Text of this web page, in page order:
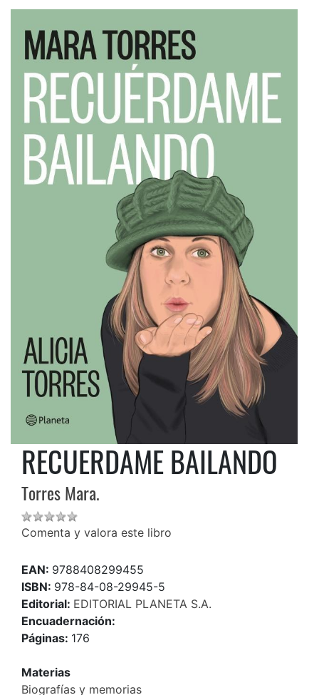
RECUERDAME BAILANDO
Torres Mara.
Comenta y valora este libro
EAN: 9788408299455
ISBN: 978-84-08-29945-5
Editorial: EDITORIAL PLANETA S.A.
Encuadernación:
Páginas: 176
Materias
Biografías y memorias